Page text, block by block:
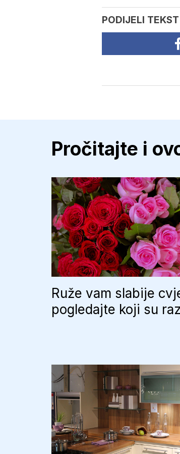
PODIJELI
Pročitajte i
Ruže vam slabije
pogledajte koji su